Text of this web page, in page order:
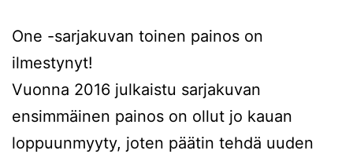
One -sarjakuvan toinen painos on
ilmestynyt!
Vuonna 2016 julkaistu sarjakuvan
ensimmäinen painos on ollut jo kauan
loppuunmyyty, joten päätin tehdä uuden